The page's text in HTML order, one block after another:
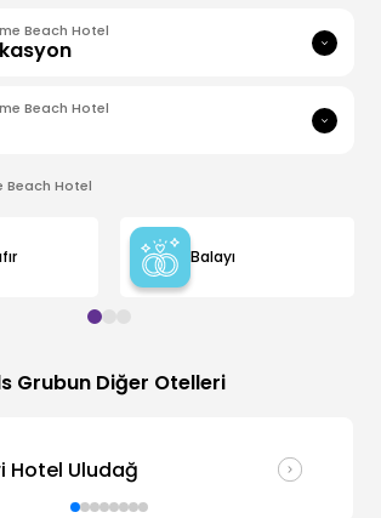
Beach Hotel
Beach Hotel
Beach Hotel
Balayı
Grubun Diğer Otelleri
Hotel Uludağ